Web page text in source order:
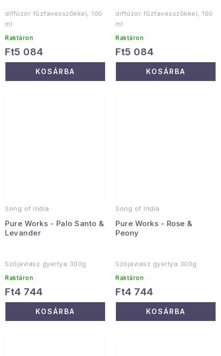
diffúzor fűzfavesszőkkel, 100
ml
Raktáron
Ft5 084
KOSÁRBA
diffúzor fűzfavesszőkkel, 100
ml
Raktáron
Ft5 084
KOSÁRBA
Song of India
Pure Works - Palo Santo &
Levander
Szójaviasz gyertya 300g
Raktáron
Ft4 744
KOSÁRBA
Song of India
Pure Works - Rose &
Peony
Szójaviasz gyertya 300g
Raktáron
Ft4 744
KOSÁRBA